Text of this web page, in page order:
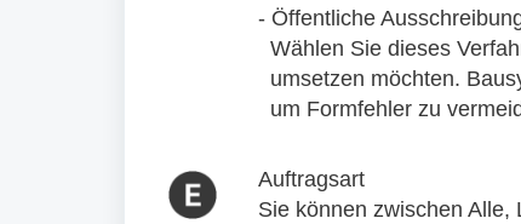
- Öffentliche
Wählen Sie dieses
umsetzen möchten.
um Formfehler zu
Auftragsart
Sie können zwischen